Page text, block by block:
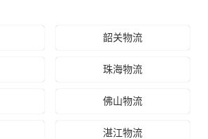
韶关物流
珠海物流
佛山物流
湛江物流